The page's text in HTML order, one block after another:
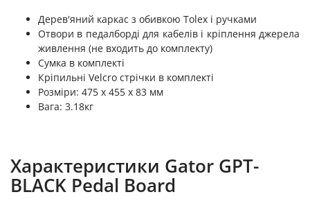
Дерев'яний каркас з обивкою Tolex і ручками
Отвори в педалборді для кабелів і кріплення джерела
живлення (не входить до комплекту)
Сумка в комплекті
Кріпильні Velcro стрічки в комплекті
Розміри: 475 х 455 х 83 мм
Вага: 3.18кг
Характеристики Gator GPT-
BLACK Pedal Board